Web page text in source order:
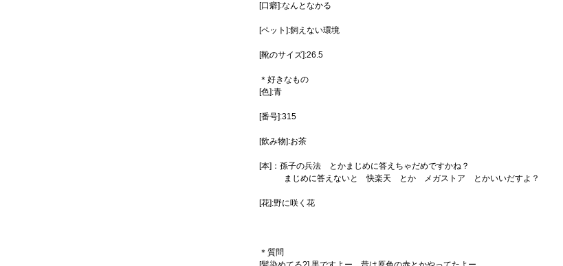
[口癖]:なんとなかる
[ペット]:飼えない環境
[靴のサイズ]:26.5
＊好きなもの
[色]:青
[番号]:315
[飲み物]:お茶
[本]：孫子の兵法 とかまじめに答えちゃだめですかね？
まじめに答えないと 快楽天 とか メガストア とかいいだすよ？
[花]:野に咲く花
＊質問